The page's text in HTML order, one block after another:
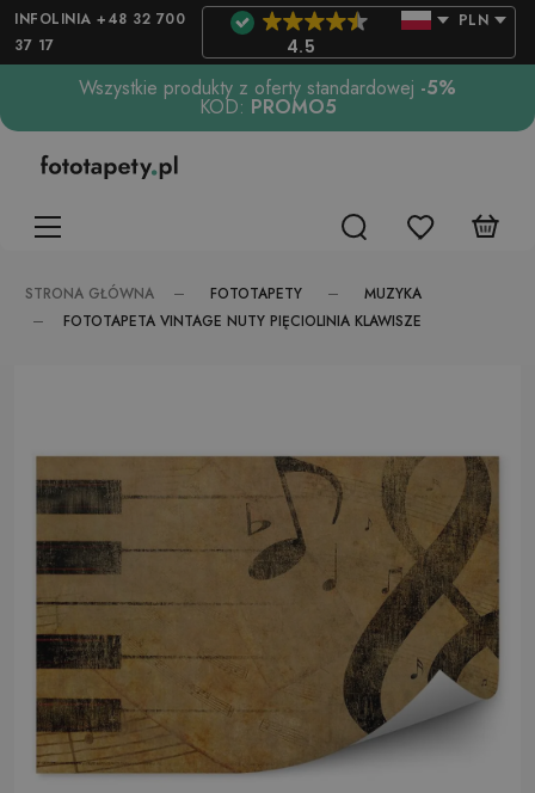
INFOLINIA +48 32 700
37 17
4.5
PLN
Wszystkie produkty z oferty standardowej -5%
KOD: PROMO5
STRONA GŁÓWNA FOTOTAPETY
MUZYKA
FOTOTAPETA VINTAGE NUTY PIĘCIOLINIA KLAWISZE